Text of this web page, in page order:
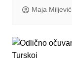
Maja